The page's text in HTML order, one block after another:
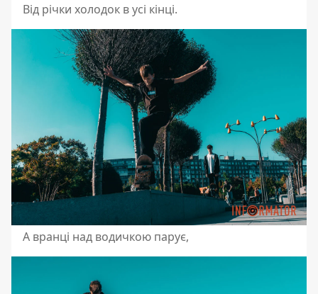
Від річки холодок в усі кінці.
А вранці над водичкою парує,